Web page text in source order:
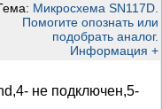
Микросхема SN117D.
Помогите опознать или
подобрать аналог.
Информация +
не подключен,5-